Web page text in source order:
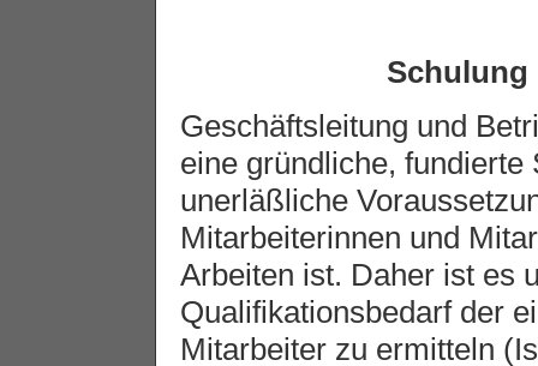
Schulung
Geschäftsleitung und
eine gründliche,
unerläßliche
Mitarbeiterinnen und
Arbeiten ist. Daher ist es
Qualifikationsbedarf der
Mitarbeiter zu ermitteln